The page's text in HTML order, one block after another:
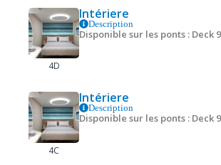
4D
Intériere
Description
Disponible sur les ponts : Deck
4C
Intériere
Description
Disponible sur les ponts : Deck 9